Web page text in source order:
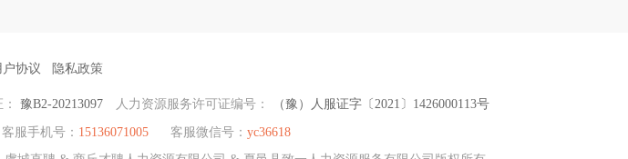
户协议 隐私政策
豫B2-20213097 人力资源服务许可证编号： （豫）人服证字〔2021〕1426000113号
客服手机号： 15136071005 客服微信号： yc36618